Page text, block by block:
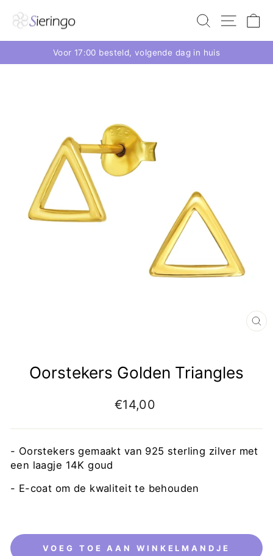
Voor 17:00 besteld, volgende dag in huis
Oorstekers Golden Triangles
€14,00
- Oorstekers gemaakt van 925 sterling zilver met
een laagje 14K goud
- E-coat om de kwaliteit te behouden
VOEG TOE AAN WINKELMANDJE